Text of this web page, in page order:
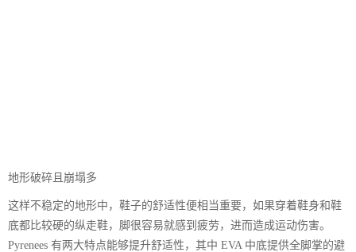
地形破碎且崩塌多
这样不稳定的地形中，鞋子的舒适性便相当重要，如果穿着鞋身和鞋
底都比较硬的纵走鞋，脚很容易就感到疲劳，进而造成运动伤害。
Pyrenees 有两大特点能够提升舒适性，其中 EVA 中底提供全脚掌的避